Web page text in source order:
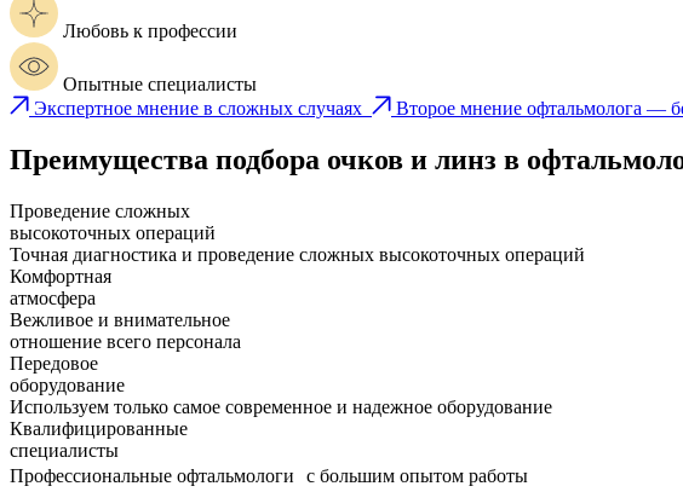
Любовь к профессии
Опытные специалисты
Экспертное мнение в сложных случаях
Второе мнение офтальмолога —
Преимущества подбора очков и линз в
Проведение сложных
высокоточных операций
Точная диагностика и проведение сложных высокоточных операций
Комфортная
атмосфера
Вежливое и внимательное
отношение всего персонала
Передовое
оборудование
Используем только самое современное и надежное оборудование
Квалифицированные
специалисты
Профессиональные офтальмологи с большим опытом работы